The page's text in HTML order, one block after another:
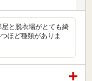
と脱衣場がとても綺
ほど種類がありま